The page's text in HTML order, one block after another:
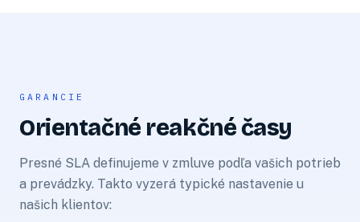
GARANCIE
Orientačné reakčné časy
Presné SLA definujeme v zmluve podľa vašich potrieb
a prevádzky. Takto vyzerá typické nastavenie u
našich klientov: